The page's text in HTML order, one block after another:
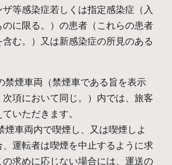
等感染症若しくは指定感染症（入
に限る。）の患者（これらの患者
む。）又は新感染症の所見のある
禁煙車両（禁煙車である旨を表示
次項において同じ。）内では、旅客
いただきます。
煙車両内で喫煙し、又は喫煙しよ
、運転者は喫煙を中止するように求
求めに応じない場合には、運送の